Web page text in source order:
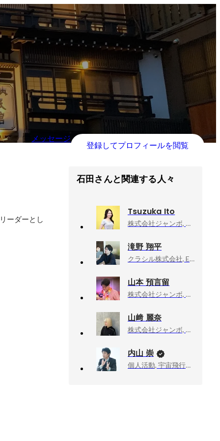
メッセージ
登録してプロフィールを閲覧
ーダーとし
石田さんと関連する人々
Tsuzuka Ito
株式会社ジャンボ, HR
滝野 翔平
クラシル株式会社, Engineering Div
山本 預言留
株式会社ジャンボ, チームリーダー
山﨑 麗奈
株式会社ジャンボ, マーケティング
内山 崇
個人活動, 宇宙飛行士挑戦エバンジェリスト